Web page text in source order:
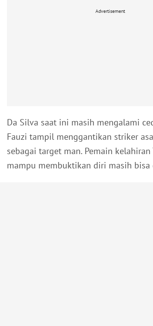
Advertisement
Da Silva saat ini masih mengalami
Fauzi tampil menggantikan striker
sebagai target man. Pemain
mampu membuktikan diri masih bisa